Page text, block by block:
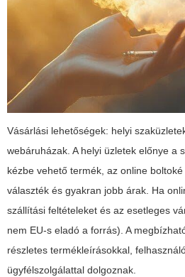
Vásárlási lehetőségek: helyi
webáruházak. A helyi üzletek előnye a
kézbe vehető termék, az online
választék és gyakran jobb árak. Ha
szállítási feltételeket és az esetleges
nem EU-s eladó a forrás). A
részletes termékleírásokkal,
ügyfélszolgálattal dolgoznak.